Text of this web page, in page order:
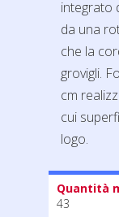
integrato
da una
che la
grovigli.
cm
cui
logo.
Quantità
43